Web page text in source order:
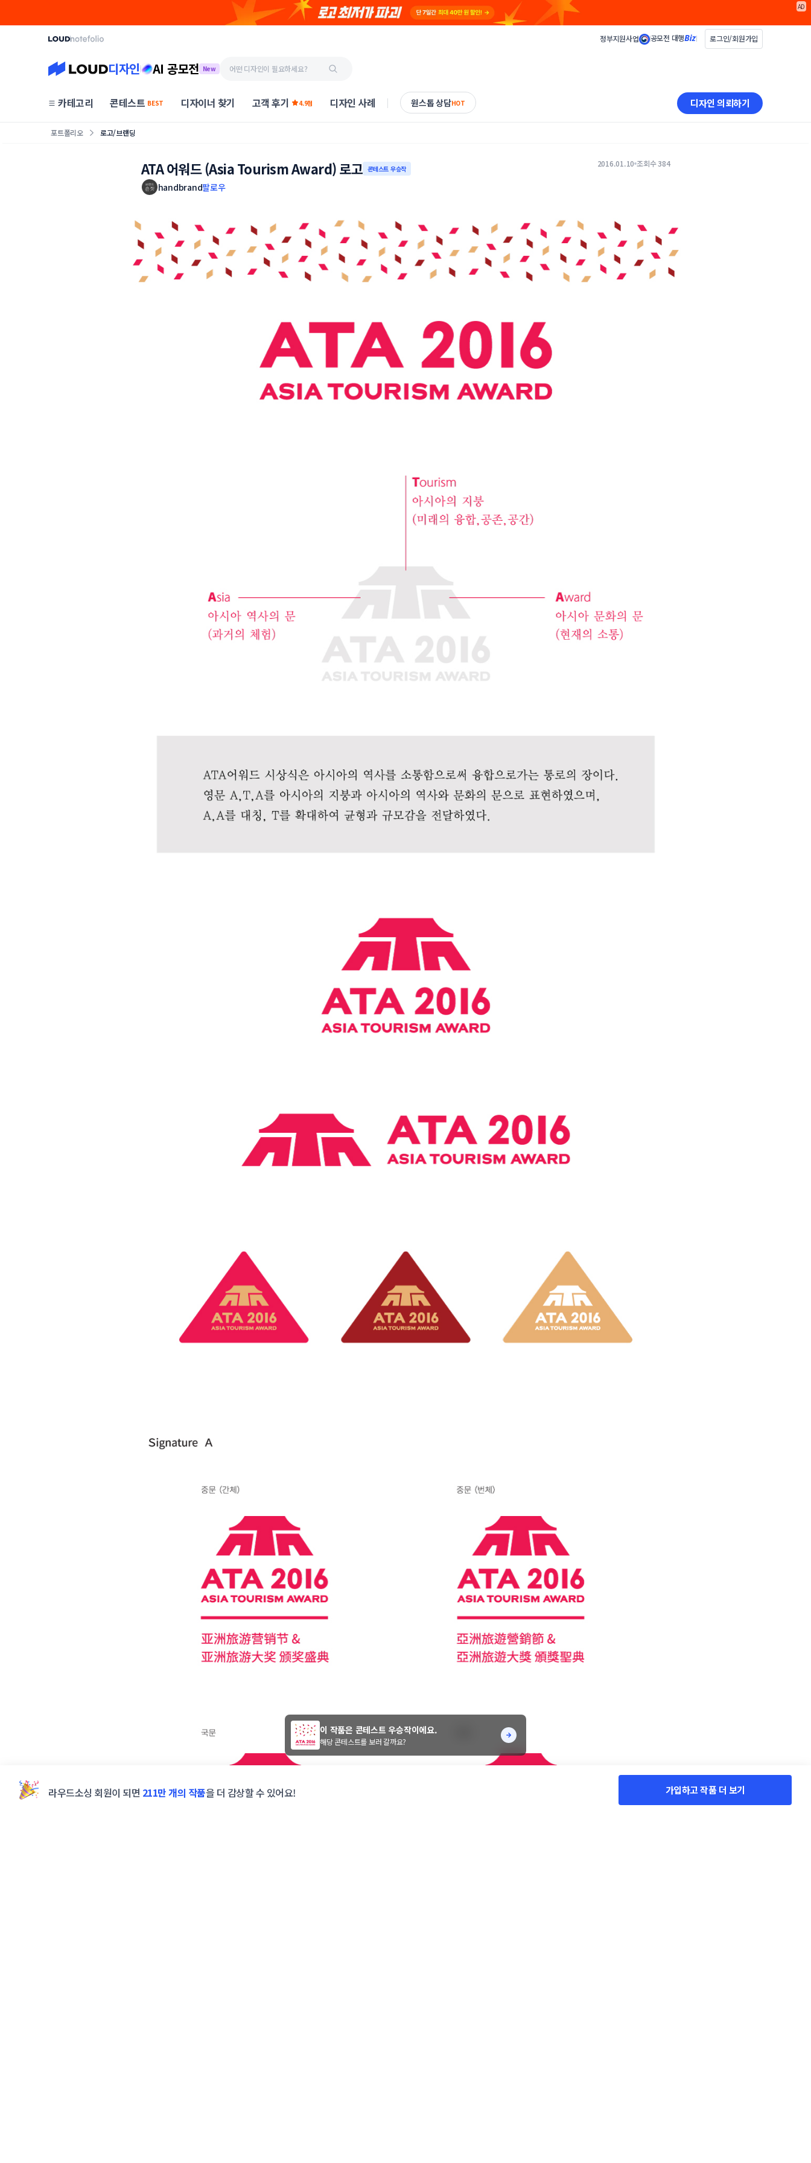
AD
정부지원사업 공모전 대행 로그인/회원가입
디자인 AI 공모전 New
카테고리 콘테스트 BEST 디자이너 찾기 고객 후기 4.9점 디자인 사례 원스톱 상담HOT 디자인 의뢰하기
포트폴리오 로고/브랜딩
ATA 어워드 (Asia Tourism Award) 로고 콘테스트 우승작 2016.01.10 조회수 384
handbrand팔로우
라우드소싱 회원이 되면 211만 개의 작품을 더 감상할 수 있어요! 가입하고 작품 더 보기
이 작품은 콘테스트 우승작이에요.
해당 콘테스트를 보러 갈까요?